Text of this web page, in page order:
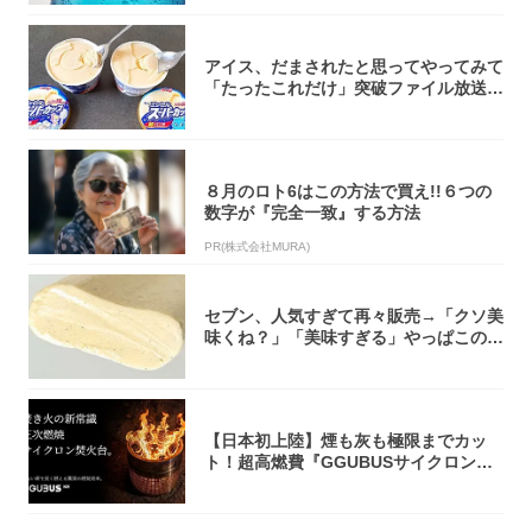
アイス、だまされたと思ってやってみて
「たったこれだけ」突破ファイル放送で
８月のロト6はこの方法で買え!!６つの
数字が『完全一致』する方法
PR(株式会社MURA)
セブン、人気すぎて再々販売→「クソ美
味くね？」「美味すぎる」やっぱこのク
【日本初上陸】煙も灰も極限までカッ
ト！超高燃費『GGUBUSサイクロン焚